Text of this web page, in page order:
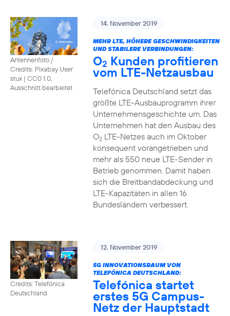
Antennenfoto /
Credits: Pixabay User
stux | CC0 1.0,
Ausschnitt bearbeitet
14. November 2019
MEHR LTE, HÖHERE GESCHWINDIGKEITEN
UND STABILERE VERBINDUNGEN:
O2 Kunden profitieren
vom LTE-Netzausbau
Telefónica Deutschland setzt das
größte LTE-Ausbauprogramm ihrer
Unternehmensgeschichte um. Das
Unternehmen hat den Ausbau des
O2LTE-Netzes auch im Oktober
konsequent vorangetrieben und
mehr als 550 neue LTE-Sender in
Betrieb genommen. Damit haben
sich die Breitbandabdeckung und
LTE-Kapazitäten in allen 16
Bundesländern verbessert.
Credits: Telefónica
Deutschland
12. November 2019
5G INNOVATIONSRAUM VON
TELEFÓNICA DEUTSCHLAND:
Telefónica startet
erstes 5G Campus-
Netz der Hauptstadt